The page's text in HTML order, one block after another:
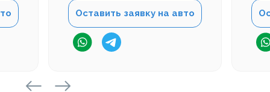
Оставить заявку на авто